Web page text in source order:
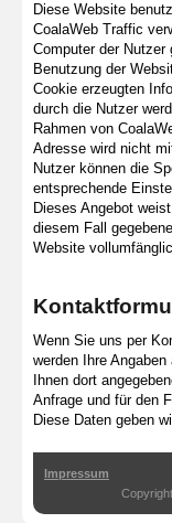
Diese Website
CoalaWeb Traffic
Computer der Nutzer
Benutzung der
Cookie erzeugten
durch die Nutzer
Rahmen von
Adresse wird nicht
Nutzer können die
entsprechende
Dieses Angebot
diesem Fall
Website
Wenn Sie uns per
werden Ihre
Ihnen dort
Anfrage und für den
Diese Daten geben
Impressum